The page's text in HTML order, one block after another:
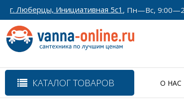
г. Люберцы, Инициативная 5с1 , Пн—Вс,
КАТАЛОГ ТОВАРОВ О НАС